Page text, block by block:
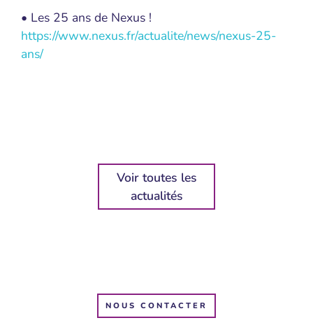
• Les 25 ans de Nexus !
https://www.nexus.fr/actualite/news/nexus-25-
ans/
Voir toutes les
actualités
NOUS CONTACTER